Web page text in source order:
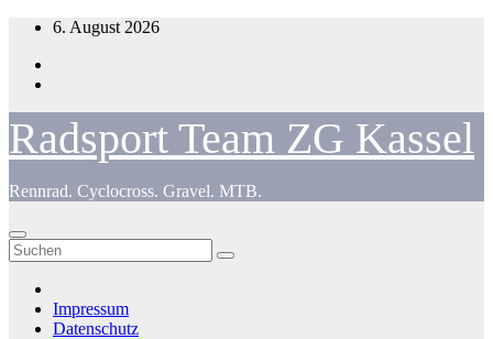
Zum
springen
6. August 2026
Radsport Team ZG Kassel
Rennrad. Cyclocross. Gravel. MTB.
Impressum
Datenschutz